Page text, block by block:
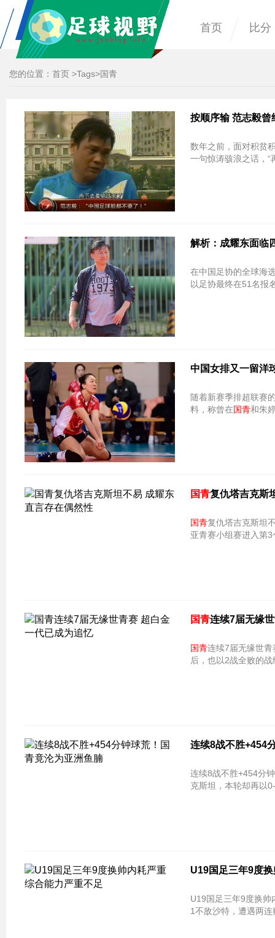
首页 比分
您的位置： 首页 >Tags>国青
按顺序输 范志毅曾
数年之前，面对积贫
一句惊涛骇浪之话，“
解析：成耀东面临
在中国足协的全球海
以足协最终在51名报
中国女排又一留洋
随着新赛季排超联赛
料，称曾在国青和朱
国青复仇塔吉克斯
国青复仇塔吉克斯坦不易 成耀东直言存
亚青赛小组赛进入第
国青连续7届无缘
国青连续7届无缘世
后，也以2战全败的
连续8战不胜+454
连续8战不胜+454分
克斯坦，本轮却再以
U19国足三年9度
U19国足三年9度换
1不敌沙特，遭遇两